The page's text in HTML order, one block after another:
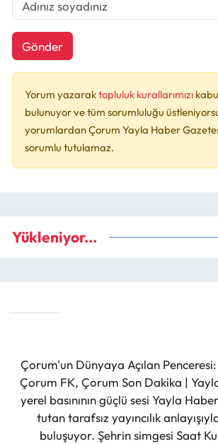
Gönder
Yorum yazaraktopluluk kurallarımızı
bulunuyor ve tüm sorumluluğu
yorumlardan Çorum Yayla Haber
sorumlu tutulamaz.
Yükleniyor...
Çorum'un Dünyaya Açılan
Çorum FK, Çorum Son Dakika |
yerel basınının güçlü sesi Yayla
tutan tarafsız yayıncılık
buluşuyor. Şehrin simgesi Saat